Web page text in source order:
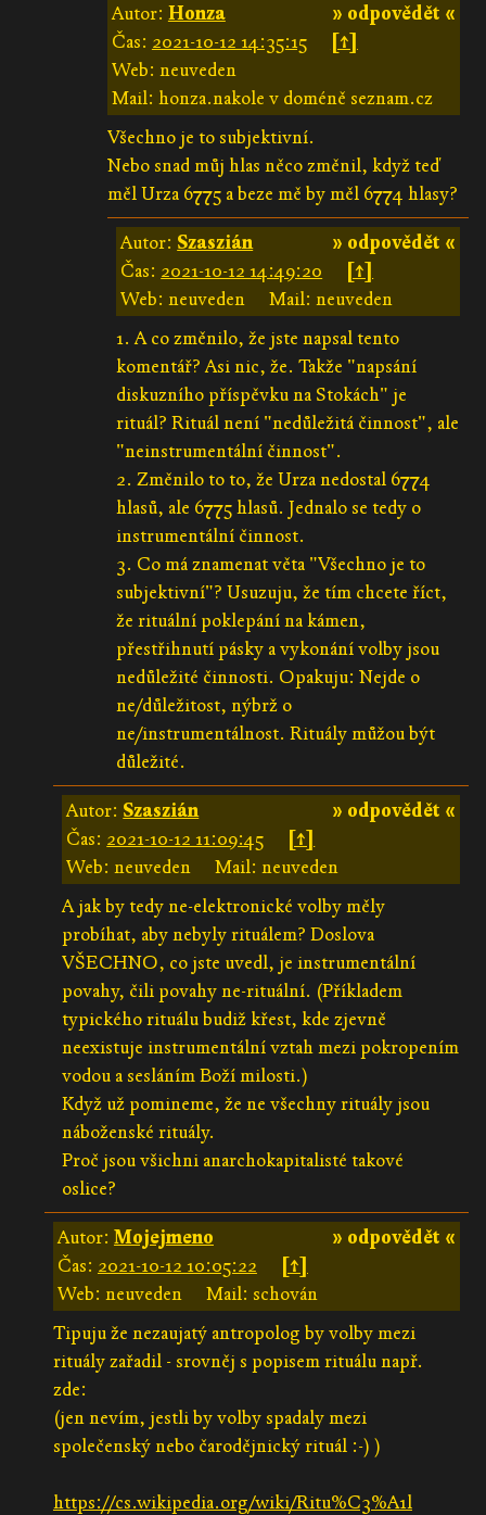
» odpovědět «
Autor: Honza
Čas: 2021-10-12 14:35:15
[↑]
Web: neuveden
Mail: honza.nakole v doméně seznam.cz
Všechno je to subjektivní.
Nebo snad můj hlas něco změnil, když teď
měl Urza 6775 a beze mě by měl 6774 hlasy?
» odpovědět «
Autor: Szaszián
Čas: 2021-10-12 14:49:20
[↑]
Web: neuveden
Mail: neuveden
1. A co změnilo, že jste napsal tento
komentář? Asi nic, že. Takže "napsání
diskuzního příspěvku na Stokách" je
rituál? Rituál není "nedůležitá činnost", ale
"neinstrumentální činnost".
2. Změnilo to to, že Urza nedostal 6774
hlasů, ale 6775 hlasů. Jednalo se tedy o
instrumentální činnost.
3. Co má znamenat věta "Všechno je to
subjektivní"? Usuzuju, že tím chcete říct,
že rituální poklepání na kámen,
přestřihnutí pásky a vykonání volby jsou
nedůležité činnosti. Opakuju: Nejde o
ne/důležitost, nýbrž o
ne/instrumentálnost. Rituály můžou být
důležité.
» odpovědět «
Autor: Szaszián
Čas: 2021-10-12 11:09:45
[↑]
Web: neuveden
Mail: neuveden
A jak by tedy ne-elektronické volby měly
probíhat, aby nebyly rituálem? Doslova
VŠECHNO, co jste uvedl, je instrumentální
povahy, čili povahy ne-rituální. (Příkladem
typického rituálu budiž křest, kde zjevně
neexistuje instrumentální vztah mezi pokropením
vodou a sesláním Boží milosti.)
Když už pomineme, že ne všechny rituály jsou
náboženské rituály.
Proč jsou všichni anarchokapitalisté takové
oslice?
» odpovědět «
Autor: Mojejmeno
Čas: 2021-10-12 10:05:22
[↑]
Web: neuveden
Mail: schován
Tipuju že nezaujatý antropolog by volby mezi
rituály zařadil - srovněj s popisem rituálu např.
zde:
(jen nevím, jestli by volby spadaly mezi
společenský nebo čarodějnický rituál :-) )
https://cs.wikipedia.org/wiki/Ritu%C3%A1l